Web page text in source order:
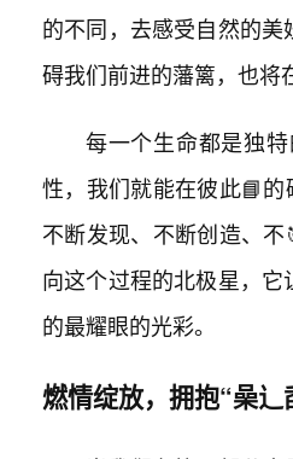
的不同，去感受自然的
碍我们前进的藩篱，也将
每一个生命都是独
性，我们就能在彼此📘
不断发现、不断创造、
向这个过程的北极星，
的最耀眼的光彩。
燃情绽放，拥抱“喿